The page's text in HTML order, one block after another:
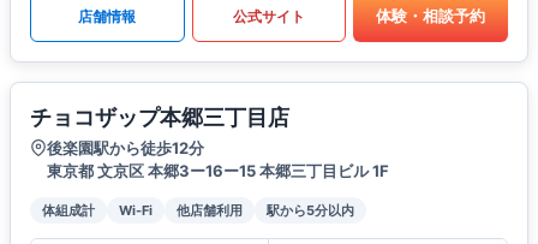
店舗情報 公式サイト 体験・相談予約
チョコザップ本郷三丁目店
後楽園駅から徒歩12分
東京都 文京区 本郷3ー16ー15 本郷三丁目ビル 1F
体組成計 Wi-Fi 他店舗利用 駅から5分以内